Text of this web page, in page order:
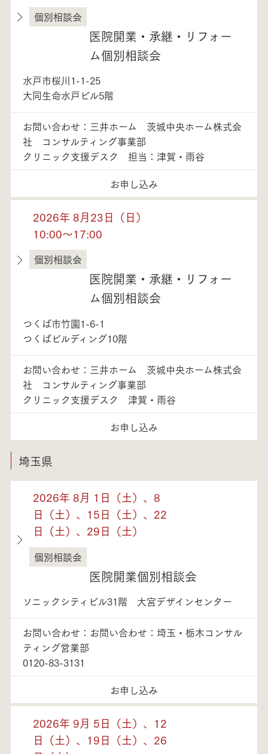
茨城県
個別相談会
医院開業・承継・リフォー
ム個別相談会
水戸市桜川1-1-25
大同生命水戸ビル5階
お問い合わせ：三井ホーム 茨城中央ホーム株式会
社 コンサルティング事業部
クリニック支援デスク 担当：津賀・雨谷
お申し込み
2026年 8月23日（日）
10:00～17:00
茨城県
個別相談会
医院開業・承継・リフォー
ム個別相談会
つくば市竹園1-6-1
つくばビルディング10階
お問い合わせ：三井ホーム 茨城中央ホーム株式会
社 コンサルティング事業部
クリニック支援デスク 津賀・雨谷
お申し込み
埼玉県
2026年 8月 1日（土）、8
日（土）、15日（土）、22
日（土）、29日（土）
埼玉県
個別相談会
医院開業個別相談会
ソニックシティビル31階 大宮デザインセンター
お問い合わせ：お問い合わせ：埼玉・栃木コンサル
ティング営業部
0120-83-3131
お申し込み
2026年 9月 5日（土）、12
日（土）、19日（土）、26